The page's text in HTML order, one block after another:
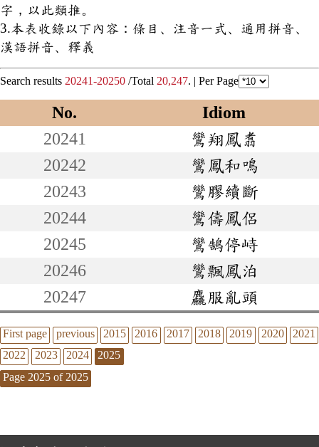
字，以此類推。
3.本表收錄以下內容：條目、注音一式、通用拼音、
漢語拼音、釋義
Search results 20241-20250 /Total 20,247. | Per Page
No.
Idiom
20241
鸞翔鳳翥
20242
鸞鳳和鳴
20243
鸞膠續斷
20244
鸞儔鳳侶
20245
鸞鵠停峙
20246
鸞飄鳳泊
20247
麤服亂頭
First page previous 2015 2016 2017 2018 2019 2020
2021
2022
2023 2024
2025
Page 2025 of 2025